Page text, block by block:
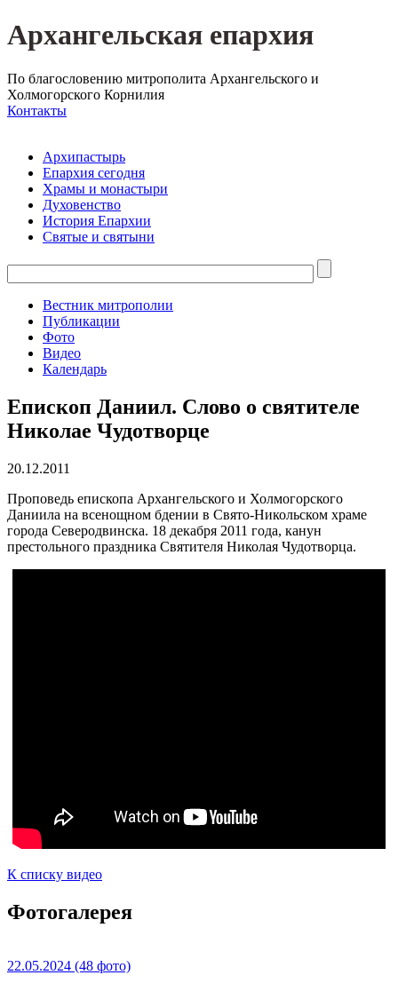
Архангельская епархия
По благословению митрополита Архангельского и
Холмогорского Корнилия
Контакты
Архипастырь
Епархия сегодня
Храмы и монастыри
Духовенство
История Епархии
Святые и святыни
Вестник митрополии
Публикации
Фото
Видео
Календарь
Епископ Даниил. Слово о святителе
Николае Чудотворце
20.12.2011
Проповедь епископа Архангельского и Холмогорского
Даниила на всенощном бдении в Свято-Никольском храме
города Северодвинска. 18 декабря 2011 года, канун
престольного праздника Святителя Николая Чудотворца.
К списку видео
Фотогалерея
22.05.2024 (48 фото)